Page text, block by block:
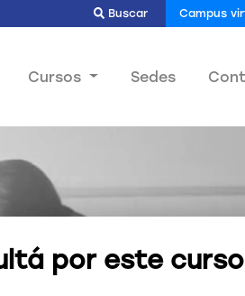
Buscar Campus
Cursos Sedes
por este curso